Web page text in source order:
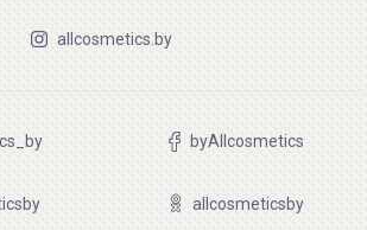
allcosmetics.by
byAllcosmetics
allcosmeticsby